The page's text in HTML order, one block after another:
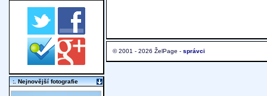
© 2001 - 2026 ŽelPage - správci
:. Nejnovější fotografie